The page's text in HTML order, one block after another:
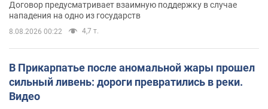
Договор предусматривает взаимную поддержку в случае
нападения на одно из государств
8.08.2026 00:22 4,7 т.
В Прикарпатье после аномальной жары прошел
сильный ливень: дороги превратились в реки.
Видео